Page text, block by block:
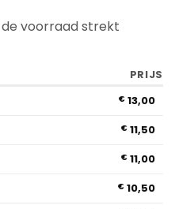
voorraad strekt
PRIJS
€ 13,00
€ 11,50
€ 11,00
€ 10,50